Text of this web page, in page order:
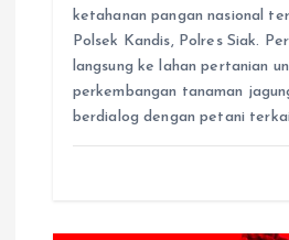
ketahanan pangan nasional
Polsek Kandis, Polres Siak.
langsung ke lahan pertanian
perkembangan tanaman
berdialog dengan petani